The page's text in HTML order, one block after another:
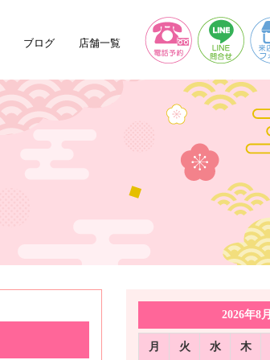
ブログ 店舗一覧
2026年8月
月 火 水 木